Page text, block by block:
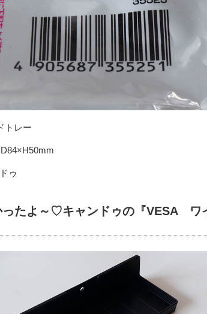
トレー
ゥ
ったよ～♡キャンドゥの『VESA ワ